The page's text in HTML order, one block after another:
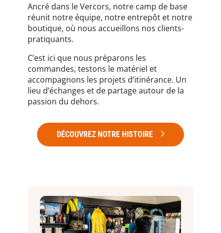
Ancré dans le Vercors, notre camp de base
réunit notre équipe, notre entrepôt et notre
boutique, où nous accueillons nos clients-
pratiquants.
C’est ici que nous préparons les
commandes, testons le matériel et
accompagnons les projets d’itinérance. Un
lieu d’échanges et de partage autour de la
passion du dehors.
DÉCOUVREZ NOTRE HISTOIRE